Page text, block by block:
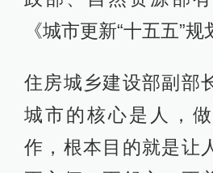
《城市更新“十五五”规
住房城乡建设部副部
城市的核心是人，
作，根本目的就是让